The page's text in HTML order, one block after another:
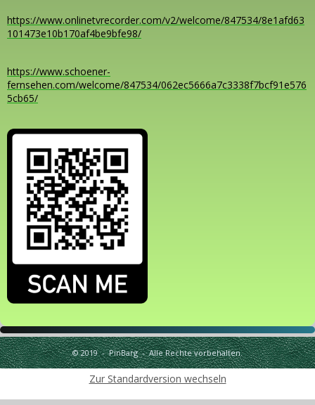
https://www.onlinetvrecorder.com/v2/welcome/847534/8e1afd63
101473e10b170af4be9bfe98/
https://www.schoener-
fernsehen.com/welcome/847534/062ec5666a7c3338f7bcf91e576
5cb65/
© 2019 - PinBarg - Alle Rechte vorbehalten.
Zur Standardversion wechseln